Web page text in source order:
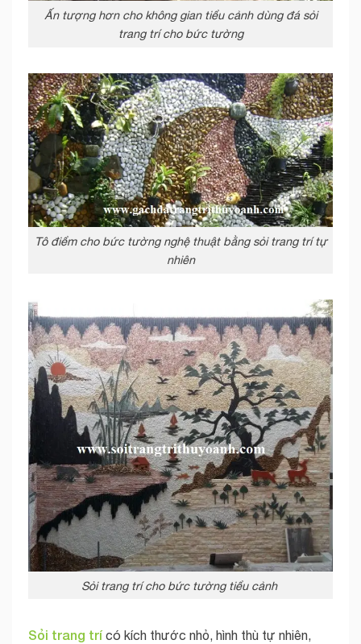
Ấn tượng hơn cho không gian tiểu cảnh dùng đá sỏi
trang trí cho bức tường
Tô điểm cho bức tường nghệ thuật bằng sỏi trang trí tự
nhiên
Sỏi trang trí cho bức tường tiểu cảnh
Sỏi trang trícó kích thước nhỏ, hình thù tự nhiên,